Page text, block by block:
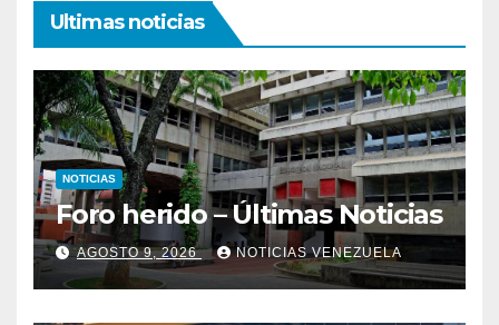
Ultimas noticias
NOTICIAS
Foro herido – Últimas Noticias
AGOSTO 9, 2026 NOTICIAS VENEZUELA